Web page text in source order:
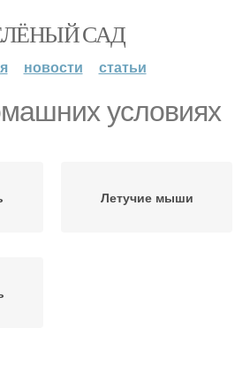
САД
новости статьи
условиях
Летучие мыши